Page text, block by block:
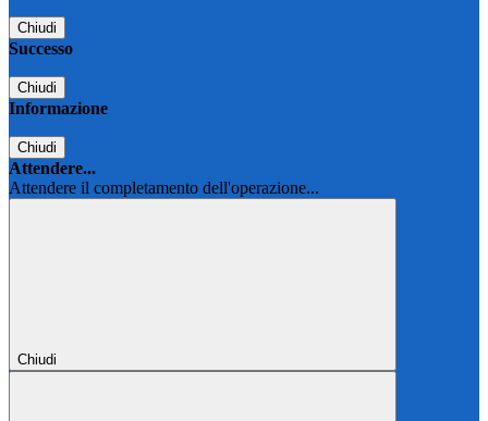
Chiudi
Successo
Chiudi
Informazione
Chiudi
Attendere...
Attendere il completamento dell'operazione...
Chiudi